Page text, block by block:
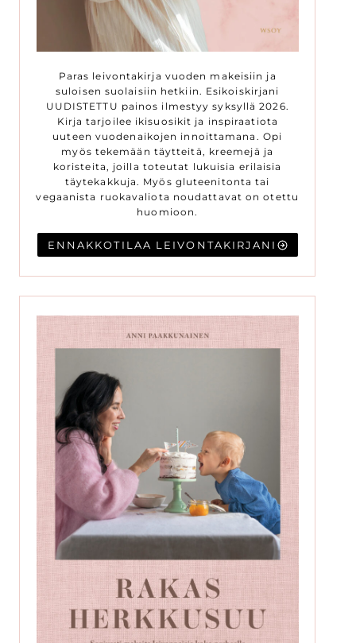
Paras leivontakirja vuoden makeisiin ja
suloisen suolaisiin hetkiin. Esikoiskirjani
UUDISTETTU painos ilmestyy syksyllä 2026.
Kirja tarjoilee ikisuosikit ja inspiraatiota
uuteen vuodenaikojen innoittamana. Opi
myös tekemään täytteitä, kreemejä ja
koristeita, joilla toteutat lukuisia erilaisia
täytekakkuja. Myös gluteenitonta tai
vegaanista ruokavaliota noudattavat on otettu
huomioon.
ENNAKKOTILAA LEIVONTAKIRJANI